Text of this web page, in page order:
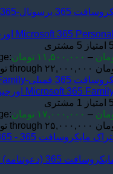
5 مشتری
– ۱۱,۵۰۰,۰۰۰ تومان
1 مشتری
– ۱۷,۰۰۰,۰۰۰ تومان